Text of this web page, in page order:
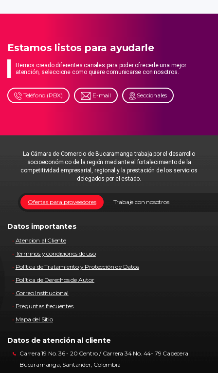
Estamos listos para ayudarle
Hemos creado diferentes canales para poder ofrecerle una mejor
atención, seleccione como quiere comunicarse con nosotros.
Teléfono (PBX) E-mail Seccionales
La Cámara de Comercio de Bucaramanga trabaja por el desarrollo
socioeconómico de la región mediante el fortalecimiento de la
competitividad empresarial, regional y la prestación de los servicios
delegados por el estado.
Trabaje con nosotros
Ofertas para proveedores
Datos importantes
Atencion al Cliente
Términos y condiciones de uso
Política de Tratamiento y Protección de Datos
Política de Derechos de Autor
Correo Institucional
Preguntas frecuentes
Mapa del Sitio
Datos de atención al cliente
Carrera 19 No. 36 - 20 Centro / Carrera 34 No. 44- 79 Cabecera
Bucaramanga, Santander, Colombia